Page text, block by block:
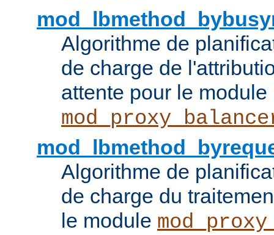
Algorithme de
de charge de
attente pour le module
Algorithme de
de charge du
le module